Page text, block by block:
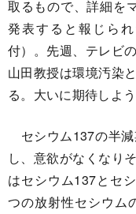
取るもので、詳細を
発表すると報じら
付）。先週、テレビ
山田教授は環境汚染
る。大いに期待しよう
セシウム137の半減
し、意欲がなくなり
はセシウム137とセ
つの放射性セシウム